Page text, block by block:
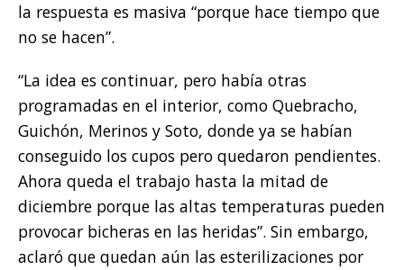
la respuesta es masiva “porque hace tiempo que
no se hacen”.
“La idea es continuar, pero había otras
programadas en el interior, como Quebracho,
Guichón, Merinos y Soto, donde ya se habían
conseguido los cupos pero quedaron pendientes.
Ahora queda el trabajo hasta la mitad de
diciembre porque las altas temperaturas pueden
provocar bicheras en las heridas”. Sin embargo,
aclaró que quedan aún las esterilizaciones por